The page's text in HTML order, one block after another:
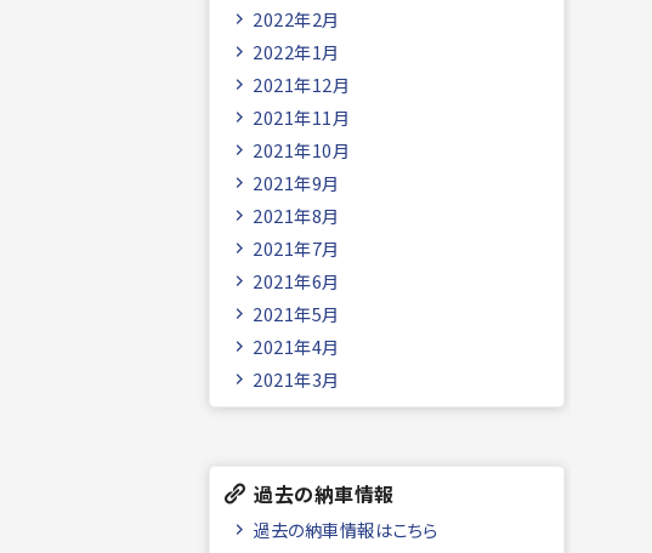
2022年2月
2022年1月
2021年12月
2021年11月
2021年10月
2021年9月
2021年8月
2021年7月
2021年6月
2021年5月
2021年4月
2021年3月
過去の納車情報
過去の納車情報はこちら